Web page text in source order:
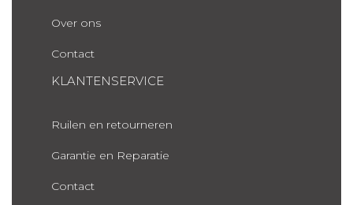
Over ons
Contact
KLANTENSERVICE
Ruilen en retourneren
Garantie en Reparatie
Contact